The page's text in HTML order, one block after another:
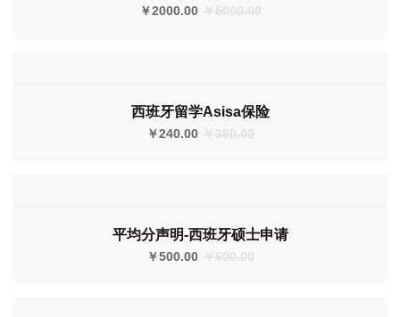
￥2000.00 ￥5000.00
西班牙留学Asisa保险
￥240.00 ￥360.00
平均分声明-西班牙硕士申请
￥500.00 ￥600.00